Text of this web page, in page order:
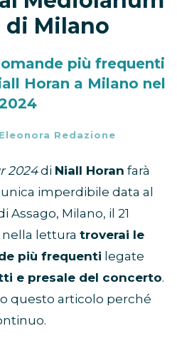
di Milano
più frequenti
Horan a Milano nel
Eleonora Redazione
2024di Niall Horan farà
imperdibile data al
Milano, il 21
lettura troverai le
più frequenti legate
e presale del concerto.
questo articolo perché